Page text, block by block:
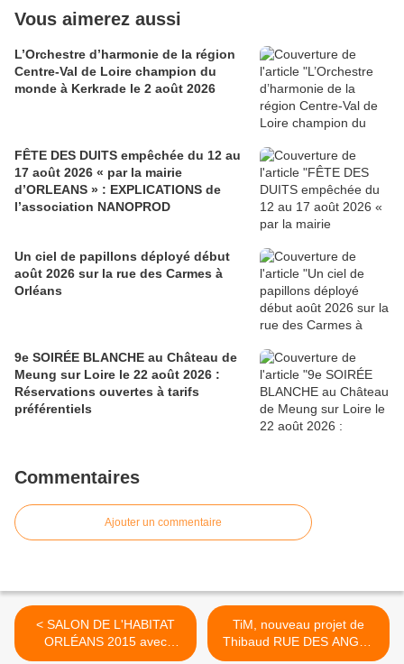
Vous aimerez aussi
L’Orchestre d’harmonie de la région
Centre-Val de Loire champion du
monde à Kerkrade le 2 août 2026
FÊTE DES DUITS empêchée du 12 au
17 août 2026 « par la mairie
d’ORLEANS » : EXPLICATIONS de
l’association NANOPROD
Un ciel de papillons déployé début
août 2026 sur la rue des Carmes à
Orléans
9e SOIRÉE BLANCHE au Château de
Meung sur Loire le 22 août 2026 :
Réservations ouvertes à tarifs
préférentiels
Commentaires
Ajouter un commentaire
< SALON DE L'HABITAT
ORLÉANS 2015 avec
STÉPHANE PLAZA :
TiM, nouveau projet de
Thibaud RUE DES ANGES
>